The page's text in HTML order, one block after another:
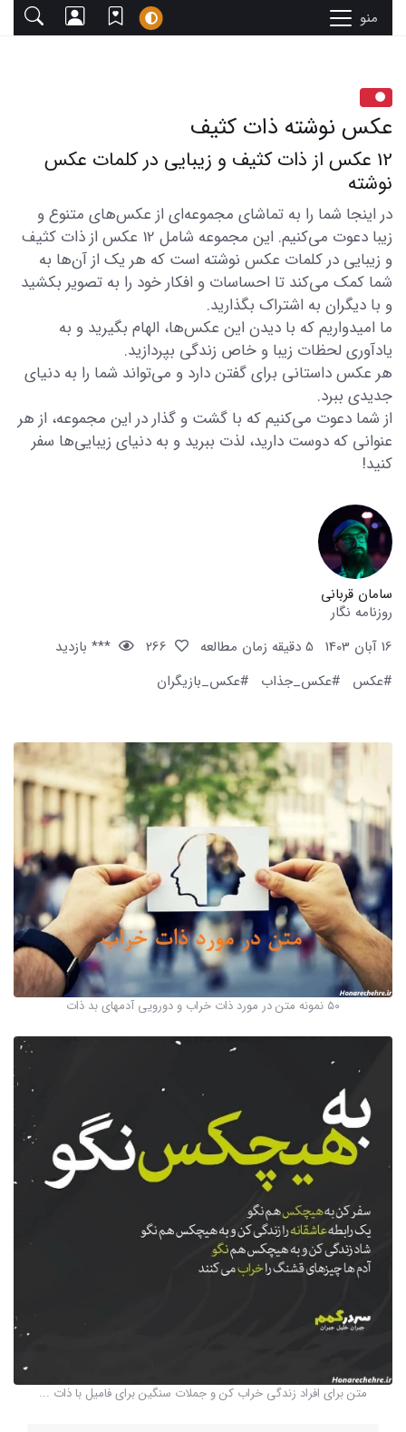
منو
عکس نوشته ذات کثیف
12 عکس از ذات کثیف و زیبایی در کلمات عکس
نوشته
در اینجا شما را به تماشای مجموعه‌ای از عکس‌های متنوع و
زیبا دعوت می‌کنیم. این مجموعه شامل 12 عکس از ذات کثیف
و زیبایی در کلمات عکس نوشته است که هر یک از آن‌ها به
شما کمک می‌کند تا احساسات و افکار خود را به تصویر بکشید
و با دیگران به اشتراک بگذارید.
ما امیدواریم که با دیدن این عکس‌ها، الهام بگیرید و به
یادآوری لحظات زیبا و خاص زندگی بپردازید.
هر عکس داستانی برای گفتن دارد و می‌تواند شما را به دنیای
جدیدی ببرد.
از شما دعوت می‌کنیم که با گشت و گذار در این مجموعه، از هر
عنوانی که دوست دارید، لذت ببرید و به دنیای زیبایی‌ها سفر
کنید!
سامان قربانی
روزنامه نگار
16 آبان 1403
5 دقیقه زمان مطالعه
*** بازدید
#عکس
#عکس_جذاب #عکس_بازیگران
۵۰ نمونه متن در مورد ذات خراب و دورویی آدمهای بد ذات
متن برای افراد زندگی خراب کن و جملات سنگین برای فامیل با ذات ...